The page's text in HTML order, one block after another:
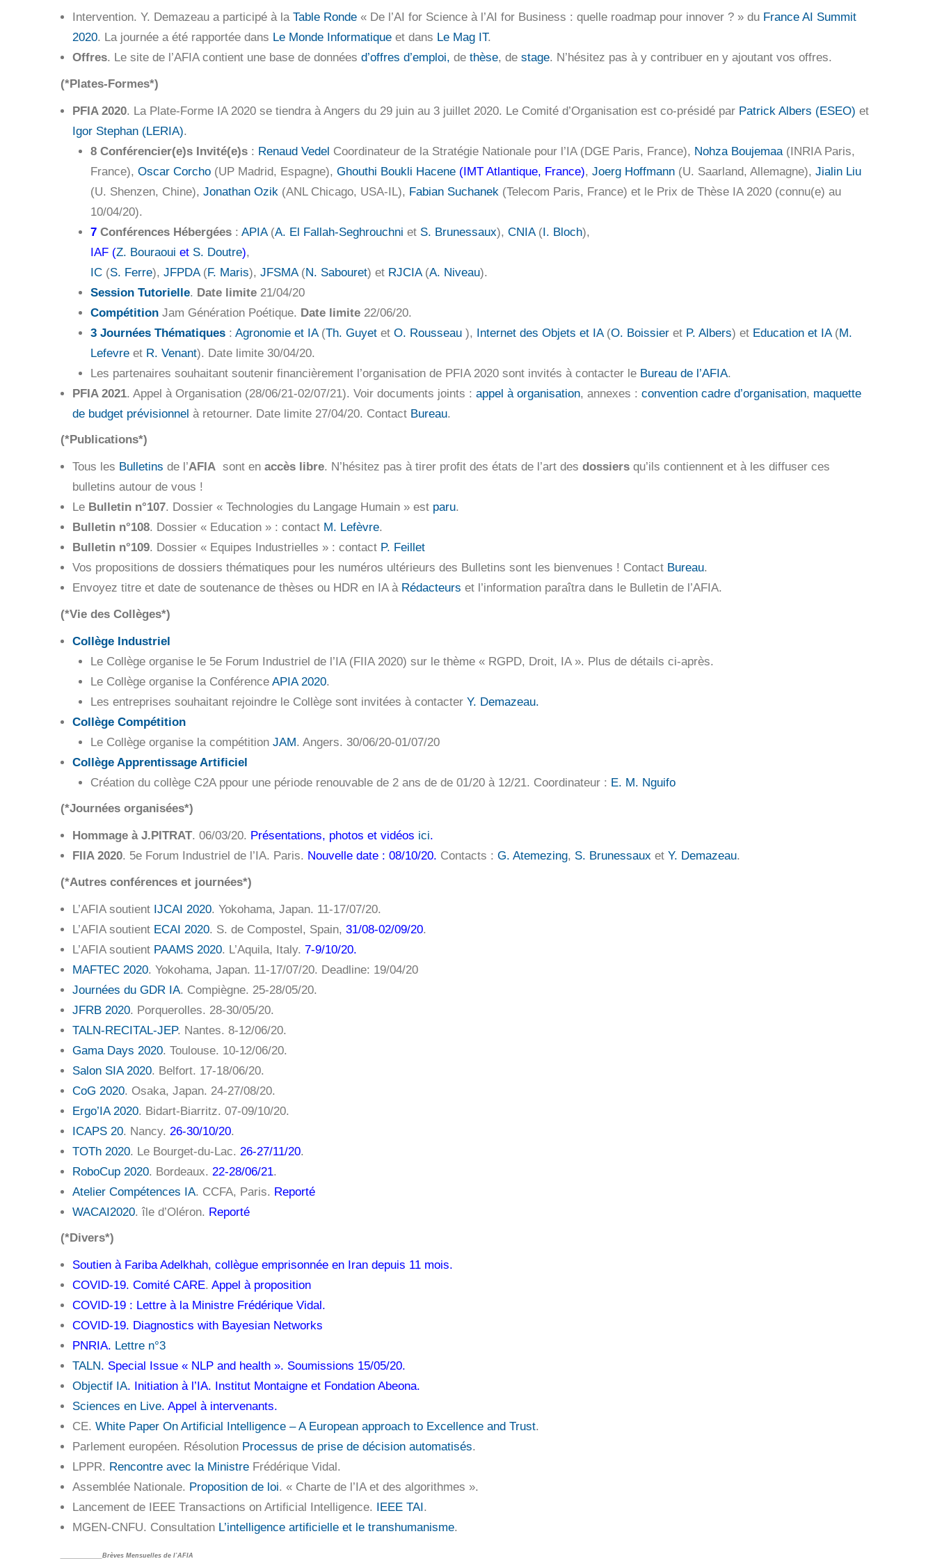
Intervention. Y. Demazeau a participé à la Table Ronde « De l’AI for Science à l’AI for Business : quelle roadmap pour innover ? » du France AI Summit
2020. La journée a été rapportée dans Le Monde Informatique et dans Le Mag IT.
Offres. Le site de l’AFIA contient une base de données d’offres d’emploi, de thèse, de stage. N’hésitez pas à y contribuer en y ajoutant vos offres.
(*Plates-Formes*)
PFIA 2020. La Plate-Forme IA 2020 se tiendra à Angers du 29 juin au 3 juillet 2020. Le Comité d’Organisation est co-présidé par Patrick Albers (ESEO) et
Igor Stephan (LERIA).
8 Conférencier(e)s Invité(e)s: Renaud Vedel Coordinateur de la Stratégie Nationale pour l’IA (DGE Paris, France), Nohza Boujemaa(INRIA Paris,
France), Oscar Corcho(UP Madrid, Espagne), Ghouthi Boukli Hacene(IMT Atlantique, France), Joerg Hoffmann(U. Saarland, Allemagne), Jialin Liu
(U. Shenzen, Chine), Jonathan Ozik(ANL Chicago, USA-IL), Fabian Suchanek(Telecom Paris, France) et le Prix de Thèse IA 2020 (connu(e) au
10/04/20).
7Conférences Hébergées: APIA(A. El Fallah-Seghrouchni et S. Brunessaux), CNIA(I. Bloch),
IAF (Z. Bouraoui et S. Doutre),
IC(S. Ferre), JFPDA(F. Maris), JFSMA(N. Sabouret) et RJCIA(A. Niveau).
Session Tutorielle. Date limite21/04/20
CompétitionJam Génération Poétique. Date limite22/06/20.
3 Journées Thématiques : Agronomie et IA(Th. Guyetet O. Rousseau ), Internet des Objets et IA(O. Boissieret P. Albers) et Education et IA(M.
Lefevreet R. Venant). Date limite 30/04/20.
Les partenaires souhaitant soutenir financièrement l’organisation de PFIA 2020 sont invités à contacter le Bureau de l’AFIA.
PFIA 2021. Appel à Organisation (28/06/21-02/07/21). Voir documents joints : appel à organisation, annexes : convention cadre d’organisation, maquette
de budget prévisionnel à retourner. Date limite 27/04/20. Contact Bureau.
(*Publications*)
Tous les Bulletins de l’AFIA sont en accès libre. N’hésitez pas à tirer profit des états de l’art des dossiers qu’ils contiennent et à les diffuser ces
bulletins autour de vous !
Le Bulletin n°107. Dossier « Technologies du Langage Humain » est paru.
Bulletin n°108. Dossier « Education » : contact M. Lefèvre.
Bulletin n°109. Dossier « Equipes Industrielles » : contact P. Feillet
Vos propositions de dossiers thématiques pour les numéros ultérieurs des Bulletins sont les bienvenues ! Contact Bureau.
Envoyez titre et date de soutenance de thèses ou HDR en IA à Rédacteurs et l’information paraîtra dans le Bulletin de l’AFIA.
(*Vie des Collèges*)
Collège Industriel
Le Collège organise le 5e Forum Industriel de l’IA (FIIA 2020) sur le thème « RGPD, Droit, IA ». Plus de détails ci-après.
Le Collège organise la Conférence APIA 2020.
Les entreprises souhaitant rejoindre le Collège sont invitées à contacter Y. Demazeau.
Collège Compétition
Le Collège organise la compétition JAM. Angers. 30/06/20-01/07/20
Collège Apprentissage Artificiel
Création du collège C2A ppour une période renouvable de 2 ans de de 01/20 à 12/21. Coordinateur : E. M. Nguifo
(*Journées organisées*)
Hommage à J.PITRAT. 06/03/20. Présentations, photos et vidéos ici.
FIIA 2020. 5e Forum Industriel de l’IA. Paris. Nouvelle date : 08/10/20. Contacts : G. Atemezing, S. Brunessaux et Y. Demazeau.
(*Autres conférences et journées*)
L’AFIA soutient IJCAI 2020. Yokohama, Japan. 11-17/07/20.
L’AFIA soutient ECAI 2020. S. de Compostel, Spain, 31/08-02/09/20.
L’AFIA soutient PAAMS 2020. L’Aquila, Italy. 7-9/10/20.
MAFTEC 2020. Yokohama, Japan. 11-17/07/20. Deadline: 19/04/20
Journées du GDR IA. Compiègne. 25-28/05/20.
JFRB 2020. Porquerolles. 28-30/05/20.
TALN-RECITAL-JEP. Nantes. 8-12/06/20.
Gama Days 2020. Toulouse. 10-12/06/20.
Salon SIA 2020. Belfort. 17-18/06/20.
CoG 2020. Osaka, Japan. 24-27/08/20.
Ergo’IA 2020. Bidart-Biarritz. 07-09/10/20.
ICAPS 20. Nancy. 26-30/10/20.
TOTh 2020. Le Bourget-du-Lac. 26-27/11/20.
RoboCup 2020. Bordeaux. 22-28/06/21.
Atelier Compétences IA. CCFA, Paris. Reporté
WACAI2020. île d’Oléron. Reporté
(*Divers*)
Soutien à Fariba Adelkhah, collègue emprisonnée en Iran depuis 11 mois.
COVID-19. Comité CARE. Appel à proposition
COVID-19 : Lettre à la Ministre Frédérique Vidal.
COVID-19. Diagnostics with Bayesian Networks
PNRIA. Lettre n°3
TALN. Special Issue « NLP and health ». Soumissions 15/05/20.
Objectif IA. Initiation à l’IA. Institut Montaigne et Fondation Abeona.
Sciences en Live. Appel à intervenants.
CE. White Paper On Artificial Intelligence – A European approach to Excellence and Trust.
Parlement européen. Résolution Processus de prise de décision automatisés.
LPPR. Rencontre avec la Ministre Frédérique Vidal.
Assemblée Nationale. Proposition de loi. « Charte de l’IA et des algorithmes ».
Lancement de IEEE Transactions on Artificial Intelligence.
IEEE TAI .
MGEN-CNFU. Consultation L’intelligence artificielle et le transhumanisme.
____________Brèves Mensuelles de l’AFIA